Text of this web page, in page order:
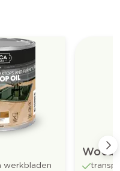
werkbladen
Woca